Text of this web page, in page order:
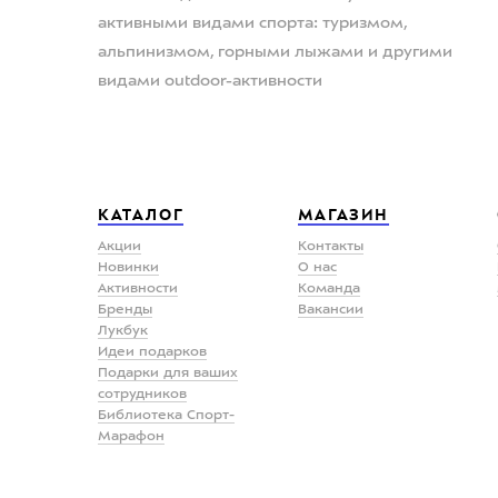
активными видами спорта: туризмом,
альпинизмом, горными лыжами и другими
видами outdoor-активности
КАТАЛОГ
Акции
Новинки
Активности
Бренды
Лукбук
Идеи подарков
Подарки для ваших
сотрудников
Библиотека Спорт-
Марафон
МАГАЗИН
Контакты
О нас
Команда
Вакансии